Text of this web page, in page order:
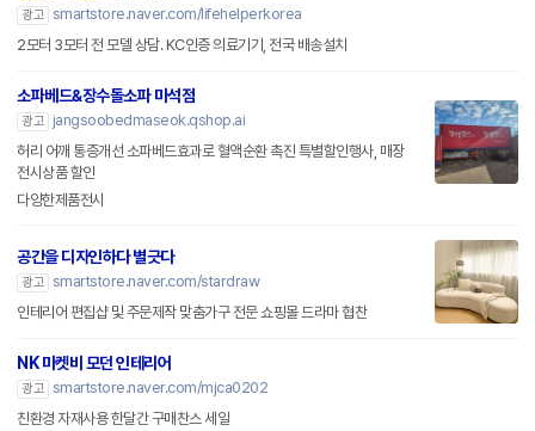
광고 smartstore.naver.com/lifehelperkorea
2모터 3모터 전 모델 상담. KC인증 의료기기, 전국 배송설치
소파베드&장수돌소파 마석점
광고
jangsoobedmaseok.qshop.ai
허리 어깨 통증개선 소파베드효과로 혈액순환 촉진 특별할인행사, 매장
전시상품 할인
다양한제품전시
공간을 디자인하다 별긋다
광고 smartstore.naver.com/stardraw
인테리어 편집샵 및 주문제작 맞춤가구 전문 쇼핑몰 드라마 협찬
NK 마켓비 모던 인테리어
광고 smartstore.naver.com/mjca0202
친환경 자재사용 한달간 구매찬스 세일